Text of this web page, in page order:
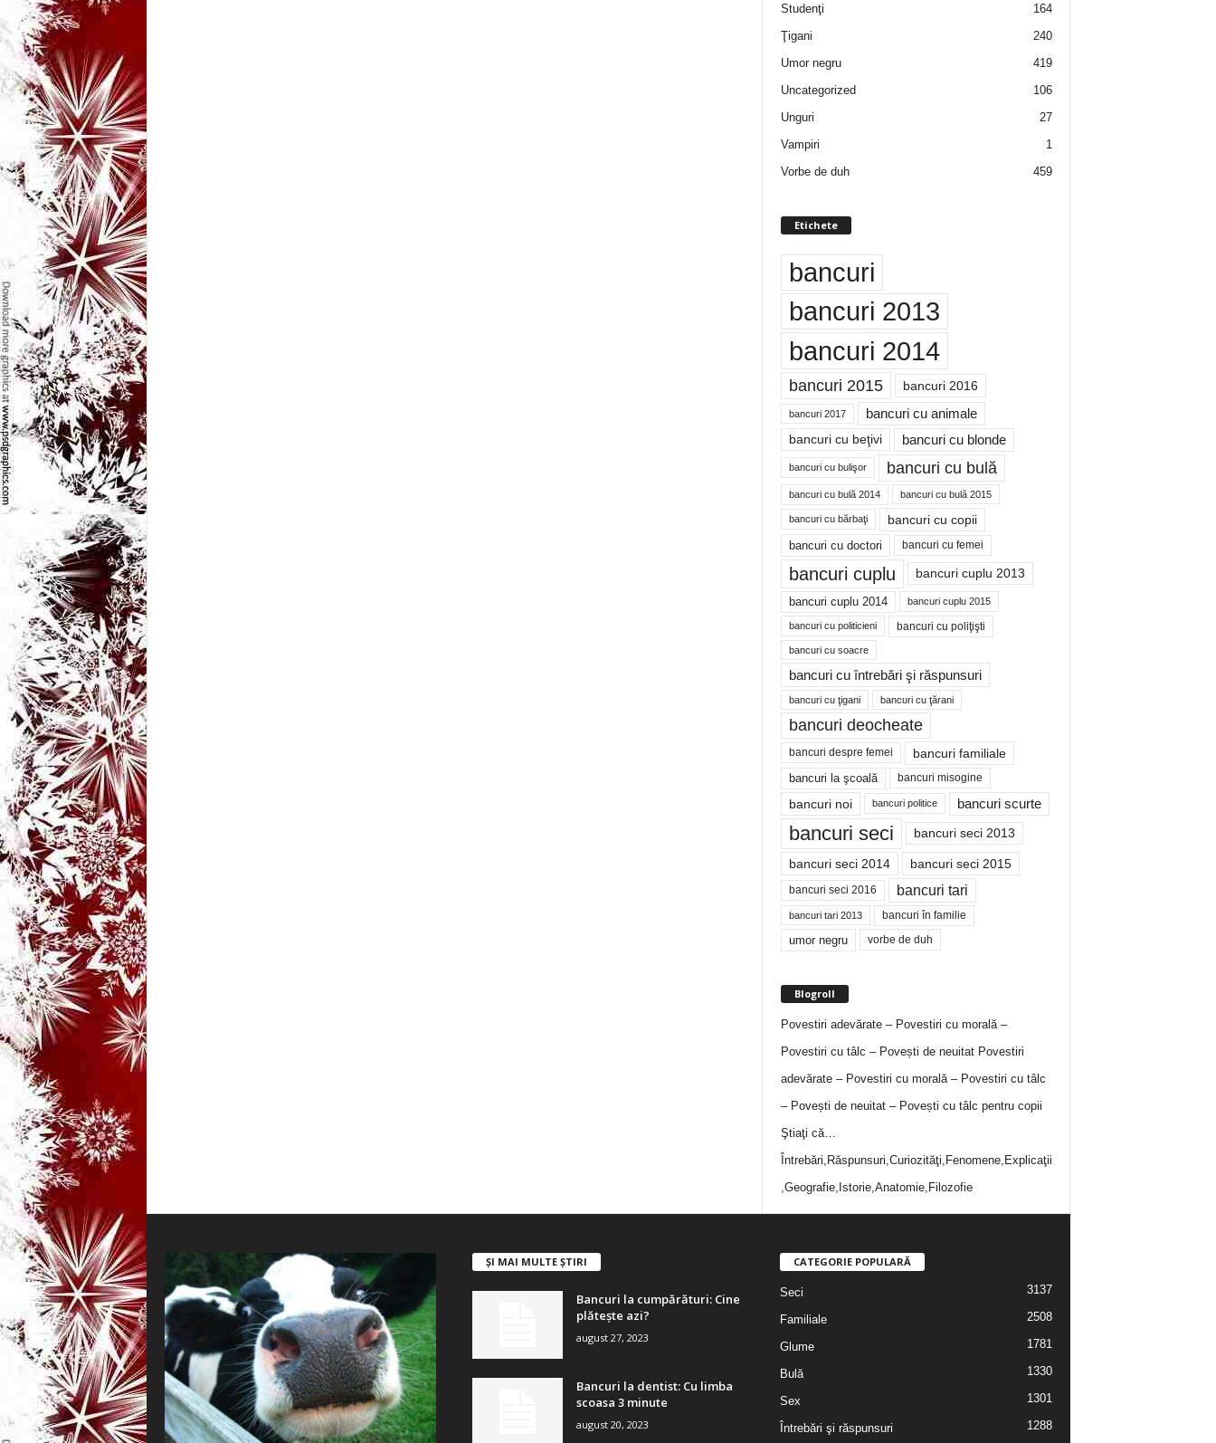
Studenţi
164
Ţigani
240
Umor negru
419
Uncategorized
106
Unguri
27
Vampiri
1
Vorbe de duh
459
Etichete
bancuri
bancuri 2013
bancuri 2014
bancuri 2015 bancuri 2016
bancuri 2017 bancuri cu animale
bancuri cu beţivi bancuri cu blonde
bancuri cu bulişor bancuri cu bulă
bancuri cu bulă 2014 bancuri cu bulă 2015
bancuri cu bărbaţi bancuri cu copii
bancuri cu doctori bancuri cu femei
bancuri cuplu bancuri cuplu 2013
bancuri cuplu 2014 bancuri cuplu 2015
bancuri cu politicieni bancuri cu poliţişti
bancuri cu soacre
bancuri cu întrebări şi răspunsuri
bancuri cu ţigani bancuri cu ţărani
bancuri deocheate
bancuri despre femei bancuri familiale
bancuri la şcoală bancuri misogine
bancuri noi bancuri politice bancuri scurte
bancuri seci bancuri seci 2013
bancuri seci 2014 bancuri seci 2015
bancuri seci 2016 bancuri tari
bancuri tari 2013 bancuri în familie
umor negru vorbe de duh
Blogroll
Povestiri adevărate – Povestiri cu morală –
Povestiri cu tâlc – Povești de neuitatPovestiri
adevărate – Povestiri cu morală – Povestiri cu tâlc
– Povești de neuitat – Povești cu tâlc pentru copii
Ştiaţi că…
Întrebări,Răspunsuri,Curiozităţi,Fenomene,Explicaţii
,Geografie,Istorie,Anatomie,Filozofie
ȘI MAI MULTE ȘTIRI
Bancuri la cumpărături: Cine
plătește azi?
august 27, 2023
Bancuri la dentist: Cu limba
scoasa 3 minute
august 20, 2023
CATEGORIE POPULARĂ
Seci 3137
Familiale 2508
Glume 1781
Bulă 1330
Sex 1301
Întrebări şi răspunsuri 1288